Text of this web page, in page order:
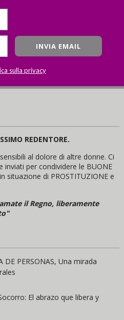
sulla privacy
REDENTORE.
al dolore di altre donne. Ci
per condividere le BUONE
situazione di PROSTITUZIONE e
il Regno, liberamente
DE PERSONAS, Una mirada
El abrazo que libera y